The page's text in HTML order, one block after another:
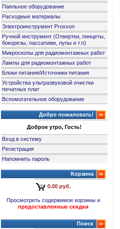
Паяльное оборудование
Расходные материалы
Электроинструмент Proxxon
Ручной инструмент (Отвертки, пинцеты,
бокорезы, пассатижи, лупы и т.п)
Микроскопы для радиомонтажных работ
Лампы для радиомонтажных работ
Блоки питания/Источники питания
Устройства ультразвуковой очистки
печатных плат
Вспомогательное оборудование
Добро пожаловать!
Доброе утро, Гость!
Вход в систему
Регистрация
Напомнить пароль
Корзина
0.00 руб.
Просмотреть содержимое корзины и
предоставленные скидки
Поиск